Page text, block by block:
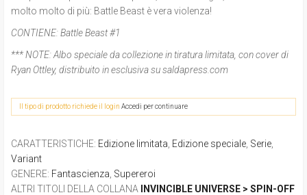
molto molto di più: Battle Beast è vera violenza!
CONTIENE:Battle Beast #1
*** NOTE:Albo speciale da collezione in tiratura limitata, con cover di
Ryan Ottley, distribuito in esclusiva su saldapress.com
Il tipo di prodotto richiede il login Accedi per continuare
CARATTERISTICHE: Edizione limitata Edizione speciale Serie
Variant
GENERE: Fantascienza Supereroi
ALTRI TITOLI DELLA COLLANA
INVINCIBLE UNIVERSE > SPIN-OFF